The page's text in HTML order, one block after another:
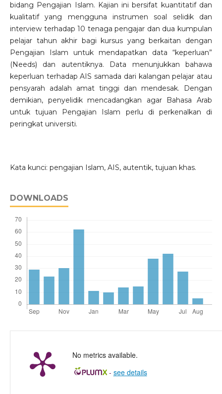
bidang Pengajian Islam. Kajian ini bersifat kuantitatif dan
kualitatif yang mengguna instrumen soal selidik dan
interview terhadap 10 tenaga pengajar dan dua kumpulan
pelajar tahun akhir bagi kursus yang berkaitan dengan
Pengajian Islam untuk mendapatkan data “keperluan”
(Needs) dan autentiknya. Data menunjukkan bahawa
keperluan terhadap AIS samada dari kalangan pelajar atau
pensyarah adalah amat tinggi dan mendesak. Dengan
demikian, penyelidik mencadangkan agar Bahasa Arab
untuk tujuan Pengajian Islam perlu di perkenalkan di
peringkat universiti.
Kata kunci: pengajian Islam, AIS, autentik, tujuan khas.
DOWNLOADS
No metrics available.
- see details